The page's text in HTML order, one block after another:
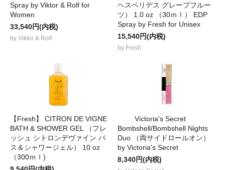
Spray by Viktor & Rolf for
Women
33,540円(内税)
by Viktor & Rolf
ヘスペリデス グレープフルー
ツ） 1.0 oz （30ｍｌ） EDP
Spray by Fresh for Unisex
15,540円(内税)
by Fresh
【Fresh】 CITRON DE VIGNE
BATH & SHOWER GEL （フレ
ッシュ シトロンデヴァイン バ
ス＆シャワージェル） 10 oz
（300ｍｌ)
Victoria's Secret
Bombshell/Bombshell Nights
Duo （両サイドロールオン）
by Victoria's Secret
8,340円(内税)